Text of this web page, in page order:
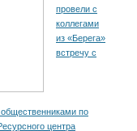
провели с
коллегами
из «Берега»
встречу с
по
центра